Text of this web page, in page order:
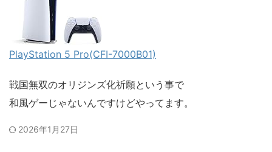
PlayStation 5 Pro(CFI-7000B01)
戦国無双のオリジンズ化祈願という事で
和風ゲーじゃないんですけどやってます。
2026年1月27日